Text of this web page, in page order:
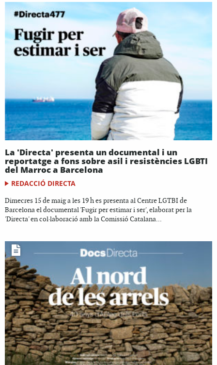
La 'Directa' presenta un documental i un
reportatge a fons sobre asil i resistències LGBTI
del Marroc a Barcelona
REDACCIÓ DIRECTA
Dimecres 15 de maig a les 19 h es presenta al Centre LGTBI de
Barcelona el documental 'Fugir per estimar i ser', elaborat per la
'Directa' en col·laboració amb la Comissió Catalana...